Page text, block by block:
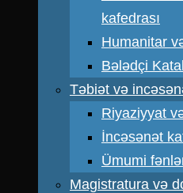
kafedrası
Humanitar
Bələdçi
Təbiət və
Riyaziyyat
İncəsənət
Ümumi
Magistratura və